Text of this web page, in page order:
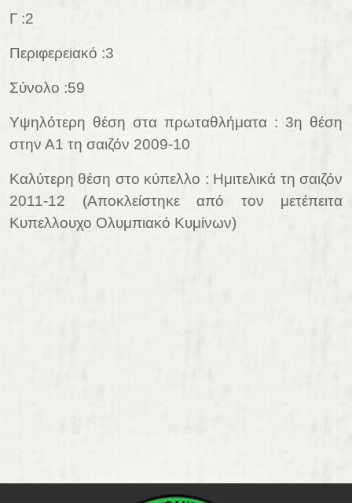
Γ :2
Περιφερειακό :3
Σύνολο :59
Υψηλότερη θέση στα πρωταθλήματα : 3η θέση
στην Α1 τη σαιζόν 2009-10
Καλύτερη θέση στο κύπελλο : Ημιτελικά τη σαιζόν
2011-12 (Αποκλείστηκε από τον μετέπειτα
Κυπελλουχο Ολυμπιακό Κυμίνων)